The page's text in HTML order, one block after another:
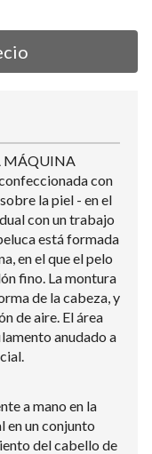
MÁQUINA
con
la piel - en el
con un trabajo
está formada
en el que el pelo
fino. La montura
de la cabeza, y
de aire. El área
anudado a
a mano en la
en un conjunto
del cabello de